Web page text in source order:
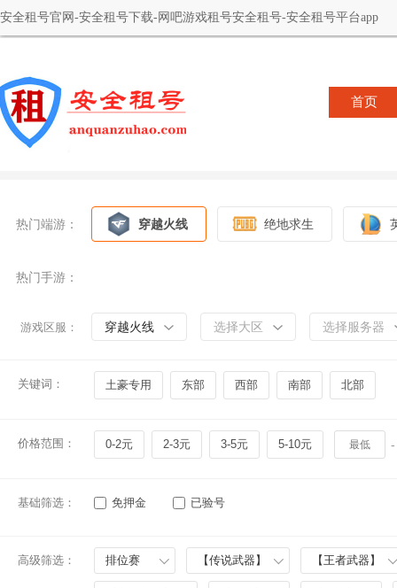
安全租号官网-安全租号下载-网吧游戏租号安全租号-安全租号平台app
首页
热门端游： 穿越火线 绝地求生
热门手游：
游戏区服： 穿越火线 选择大区 选择服务器
关键词： 土豪专用 东部 西部 南部 北部
价格范围： 0-2元 2-3元 3-5元 5-10元 -
基础筛选： 免押金 已验号
高级筛选： 排位赛 【传说武器】 【王者武器】